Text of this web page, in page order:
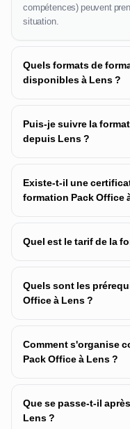
compétences) peuvent
situation.
Quels formats de
disponibles à Lens ?
Puis-je suivre la
depuis Lens ?
Existe-t-il une
formation Pack Office
Quel est le tarif de la
Quels sont les
Office à Lens ?
Comment s'organise
Pack Office à Lens ?
Que se passe-t-il
Lens ?